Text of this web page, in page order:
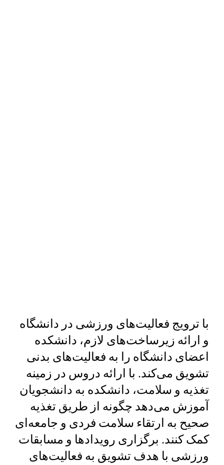
با ترویج فعالیت‌های ورزشی در دانشگاه
و ارائه زیرساخت‌های لازم، دانشکده
اعضای دانشگاه را به فعالیت‌های بدنی
تشویق می‌کند. با ارائه دروس در زمینه
تغذیه و سلامت، دانشکده به دانشجویان
آموزش می‌دهد چگونه از طریق تغذیه
صحیح به ارتقاء سلامت فردی و جامعه‌ای
کمک کنند. برگزاری رویدادها و مسابقات
ورزشی با هدف تشویق به فعالیت‌های